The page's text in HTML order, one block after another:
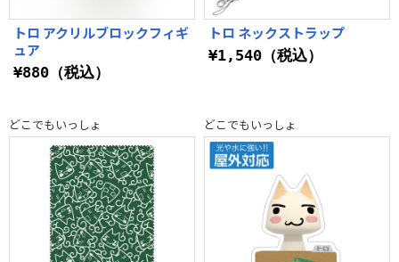
トロ アクリルブロックフィギ
ュア
¥880（税込）
トロ ネックストラップ
¥1,540（税込）
どこでもいっしょ どこでもいっしょ